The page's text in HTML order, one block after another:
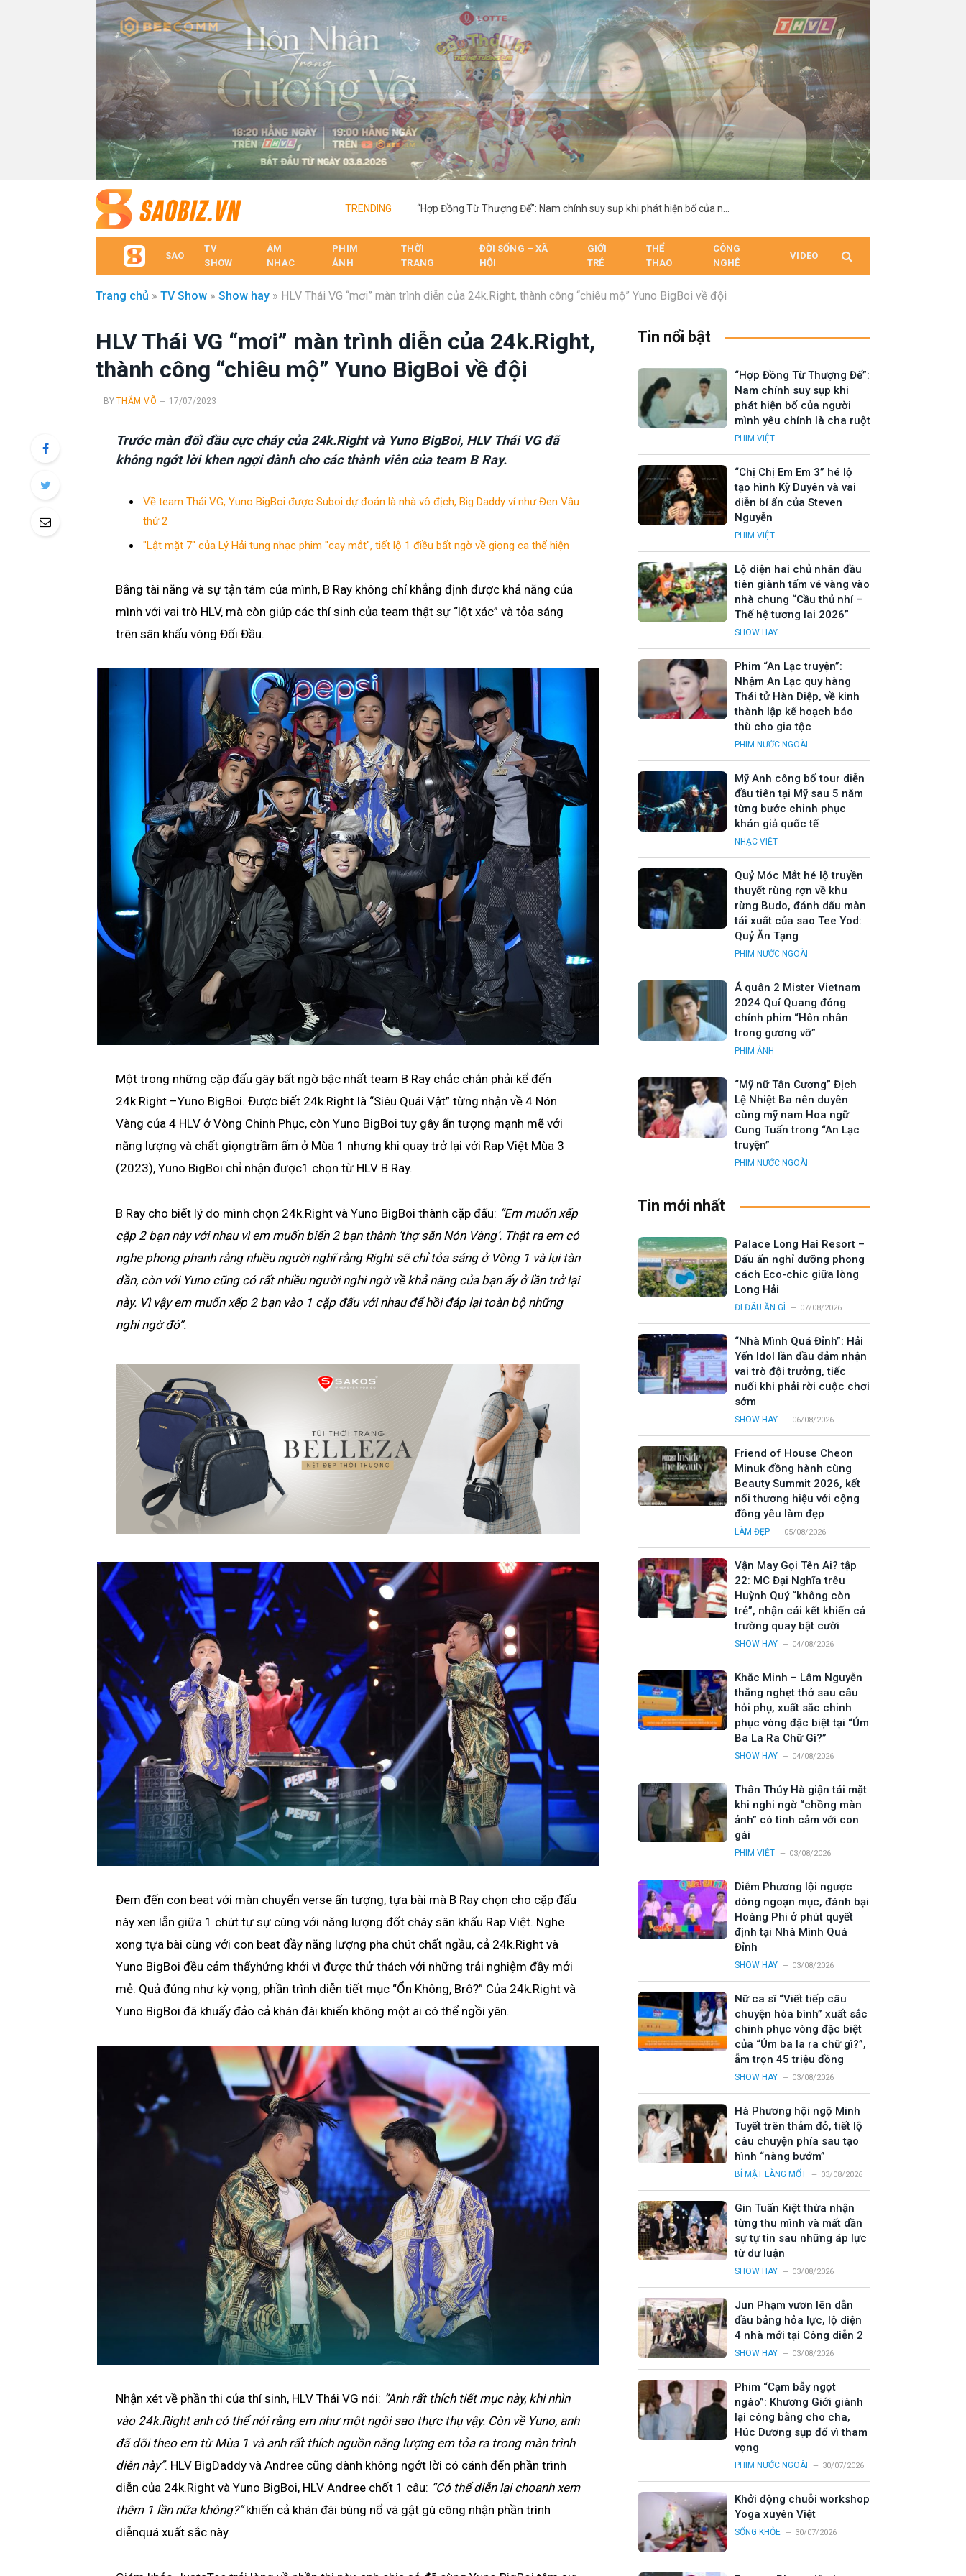
TRENDING
SAO
TV
SHOW
ÂM
NHẠC
PHIM
ẢNH
THỜI
TRANG
ĐỜI SỐNG – XÃ
HỘI
GIỚI
TRẺ
THỂ
THAO
CÔNG
NGHỆ
VIDEO
Trang chủ » TV Show » Show hay » HLV Thái VG “mơi” màn trình diễn của 24k.Right, thành công “chiêu mộ” Yuno BigBoi về đội
HLV Thái VG “mơi” màn trình diễn của 24k.Right,
thành công “chiêu mộ” Yuno BigBoi về đội
BY THẮM VÕ 17/07/2023
Trước màn đối đầu cực cháy của 24k.Right và Yuno BigBoi, HLV Thái VG đã
không ngớt lời khen ngợi dành cho các thành viên của team B Ray.
Về team Thái VG, Yuno BigBoi được Suboi dự đoán là nhà vô địch, Big Daddy ví như Đen Vâu
thứ 2
"Lật mặt 7" của Lý Hải tung nhạc phim "cay mắt", tiết lộ 1 điều bất ngờ về giọng ca thể hiện
Bằng tài năng và sự tận tâm của mình, B Ray không chỉ khẳng định được khả năng của
mình với vai trò HLV, mà còn giúp các thí sinh của team thật sự “lột xác” và tỏa sáng
trên sân khấu vòng Đối Đầu.
Một trong những cặp đấu gây bất ngờ bậc nhất team B Ray chắc chắn phải kể đến
24k.Right –Yuno BigBoi. Được biết 24k.Right là “Siêu Quái Vật” từng nhận về 4 Nón
Vàng của 4 HLV ở Vòng Chinh Phục, còn Yuno BigBoi tuy gây ấn tượng mạnh mẽ với
năng lượng và chất giọngtrầm ấm ở Mùa 1 nhưng khi quay trở lại với Rap Việt Mùa 3
(2023), Yuno BigBoi chỉ nhận được1 chọn từ HLV B Ray.
B Ray cho biết lý do mình chọn 24k.Right và Yuno BigBoi thành cặp đấu: “Em muốn xếp
cặp 2 bạn này với nhau vì em muốn biến 2 bạn thành ‘thợ săn Nón Vàng’. Thật ra em có
nghe phong phanh rằng nhiều người nghĩ rằng Right sẽ chỉ tỏa sáng ở Vòng 1 và lụi tàn
dần, còn với Yuno cũng có rất nhiều người nghi ngờ về khả năng của bạn ấy ở lần trở lại
này. Vì vậy em muốn xếp 2 bạn vào 1 cặp đấu với nhau để hồi đáp lại toàn bộ những
nghi ngờ đó”.
Đem đến con beat với màn chuyển verse ấn tượng, tựa bài mà B Ray chọn cho cặp đấu
này xen lẫn giữa 1 chút tự sự cùng với năng lượng đốt cháy sân khấu Rap Việt. Nghe
xong tựa bài cùng với con beat đầy năng lượng pha chút chất ngầu, cả 24k.Right và
Yuno BigBoi đều cảm thấyhứng khởi vì được thử thách với những trải nghiệm đầy mới
mẻ. Quả đúng như kỳ vọng, phần trình diễn tiết mục “Ổn Không, Brô?” Của 24k.Right và
Yuno BigBoi đã khuấy đảo cả khán đài khiến không một ai có thể ngồi yên.
Nhận xét về phần thi của thí sinh, HLV Thái VG nói: “Anh rất thích tiết mục này, khi nhìn
vào 24k.Right anh có thể nói rằng em như một ngôi sao thực thụ vậy. Còn về Yuno, anh
đã dõi theo em từ Mùa 1 và anh rất thích nguồn năng lượng em tỏa ra trong màn trình
diễn này”. HLV BigDaddy và Andree cũng dành không ngớt lời có cánh đến phần trình
diễn của 24k.Right và Yuno BigBoi, HLV Andree chốt 1 câu: “Có thể diễn lại choanh xem
thêm 1 lần nữa không?”khiến cả khán đài bùng nổ và gật gù công nhận phần trình
diễnquá xuất sắc này.
Tin nổi bật
“Hợp Đồng Từ Thượng Đế”:
Nam chính suy sụp khi
phát hiện bố của người
mình yêu chính là cha ruột
PHIM VIỆT
“Chị Chị Em Em 3” hé lộ
tạo hình Kỳ Duyên và vai
diễn bí ẩn của Steven
Nguyễn
PHIM VIỆT
Lộ diện hai chủ nhân đầu
tiên giành tấm vé vàng vào
nhà chung “Cầu thủ nhí –
Thế hệ tương lai 2026”
SHOW HAY
Phim “An Lạc truyện”:
Nhậm An Lạc quy hàng
Thái tử Hàn Diệp, về kinh
thành lập kế hoạch báo
thù cho gia tộc
PHIM NƯỚC NGOÀI
Mỹ Anh công bố tour diễn
đầu tiên tại Mỹ sau 5 năm
từng bước chinh phục
khán giả quốc tế
NHẠC VIỆT
Quỷ Móc Mắt hé lộ truyền
thuyết rùng rợn về khu
rừng Budo, đánh dấu màn
tái xuất của sao Tee Yod:
Quỷ Ăn Tạng
PHIM NƯỚC NGOÀI
Á quân 2 Mister Vietnam
2024 Quí Quang đóng
chính phim “Hôn nhân
trong gương vỡ”
PHIM ẢNH
“Mỹ nữ Tân Cương” Địch
Lệ Nhiệt Ba nên duyên
cùng mỹ nam Hoa ngữ
Cung Tuấn trong “An Lạc
truyện”
PHIM NƯỚC NGOÀI
Tin mới nhất
Palace Long Hai Resort –
Dấu ấn nghỉ dưỡng phong
cách Eco-chic giữa lòng
Long Hải
ĐI ĐÂU ĂN GÌ 07/08/2026
“Nhà Mình Quá Đỉnh”: Hải
Yến Idol lần đầu đảm nhận
vai trò đội trưởng, tiếc
nuối khi phải rời cuộc chơi
sớm
SHOW HAY 06/08/2026
Friend of House Cheon
Minuk đồng hành cùng
Beauty Summit 2026, kết
nối thương hiệu với cộng
đồng yêu làm đẹp
LÀM ĐẸP 05/08/2026
Vận May Gọi Tên Ai? tập
22: MC Đại Nghĩa trêu
Huỳnh Quý “không còn
trẻ”, nhận cái kết khiến cả
trường quay bật cười
SHOW HAY 04/08/2026
Khắc Minh – Lâm Nguyễn
thắng nghẹt thở sau câu
hỏi phụ, xuất sắc chinh
phục vòng đặc biệt tại “Úm
Ba La Ra Chữ Gì?”
SHOW HAY 04/08/2026
Thân Thúy Hà giận tái mặt
khi nghi ngờ “chồng màn
ảnh” có tình cảm với con
gái
PHIM VIỆT 03/08/2026
Diễm Phương lội ngược
dòng ngoạn mục, đánh bại
Hoàng Phi ở phút quyết
định tại Nhà Mình Quá
Đỉnh
SHOW HAY 03/08/2026
Nữ ca sĩ “Viết tiếp câu
chuyện hòa bình” xuất sắc
chinh phục vòng đặc biệt
của “Úm ba la ra chữ gì?”,
ẵm trọn 45 triệu đồng
SHOW HAY 03/08/2026
Hà Phương hội ngộ Minh
Tuyết trên thảm đỏ, tiết lộ
câu chuyện phía sau tạo
hình “nàng bướm”
BÍ MẬT LÀNG MỐT 03/08/2026
Gin Tuấn Kiệt thừa nhận
từng thu mình và mất dần
sự tự tin sau những áp lực
từ dư luận
SHOW HAY 03/08/2026
Jun Phạm vươn lên dẫn
đầu bảng hỏa lực, lộ diện
4 nhà mới tại Công diễn 2
SHOW HAY 03/08/2026
Phim “Cạm bẫy ngọt
ngào”: Khương Giới giành
lại công bằng cho cha,
Húc Dương sụp đổ vì tham
vọng
PHIM NƯỚC NGOÀI 30/07/2026
Khởi động chuỗi workshop
Yoga xuyên Việt
SỐNG KHỎE 30/07/2026